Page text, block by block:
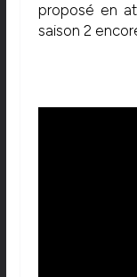
proposé en
saison 2